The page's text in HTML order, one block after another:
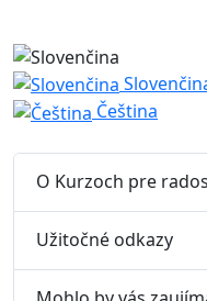
Čeština
O Kurzoch pre
Užitočné odkazy